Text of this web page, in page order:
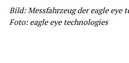
Bild: Messfahrzeug der eagle eye
Foto: eagle eye technologies